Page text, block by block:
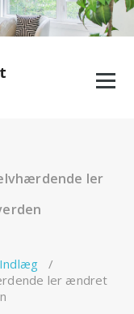
ler
/
ler ændret